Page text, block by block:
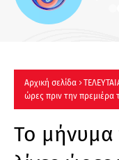
Αρχική σελίδα
ώρες πριν την πρεμιέρα
Το μήνυμα